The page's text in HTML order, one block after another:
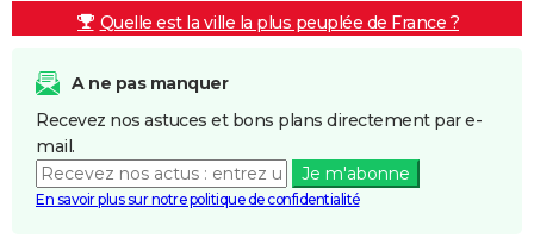
Quelle est la ville la plus peuplée de France ?
A ne pas manquer
Recevez nos astuces et bons plans directement par e-
mail.
Je m'abonne
En savoir plus sur notre politique de confidentialité